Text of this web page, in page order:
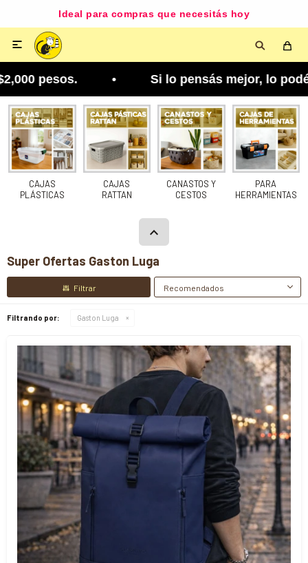
Ideal para compras que necesitás hoy

pesos. • Si lo pensás mejor, lo podés
CAJAS
PLÁSTICAS
CAJAS
RATTAN
CANASTOS Y
CESTOS
PARA
HERRAMIENTAS
Super Ofertas Gaston Luga
Recomendados
Filtrando por: Gaston Luga